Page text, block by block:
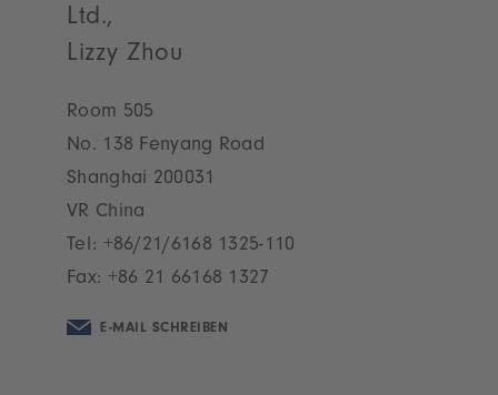
Ltd.,
Lizzy Zhou
Room 505
No. 138 Fenyang Road
Shanghai 200031
VR China
Tel: +86/21/6168 1325-110
Fax: +86 21 66168 1327
E-MAIL SCHREIBEN